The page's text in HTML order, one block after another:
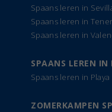
Spaans leren in
Spaans leren in
Spaans leren in
SPAANS LEREN
Spaans leren in
ZOMERKAMPEN